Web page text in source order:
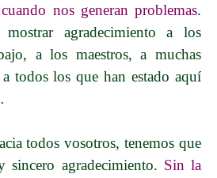
nos generan problemas.
mostrar agradecimiento a los
a los maestros, a muchas
a todos los que han estado aquí
todos vosotros, tenemos que
sincero agradecimiento. Sin la